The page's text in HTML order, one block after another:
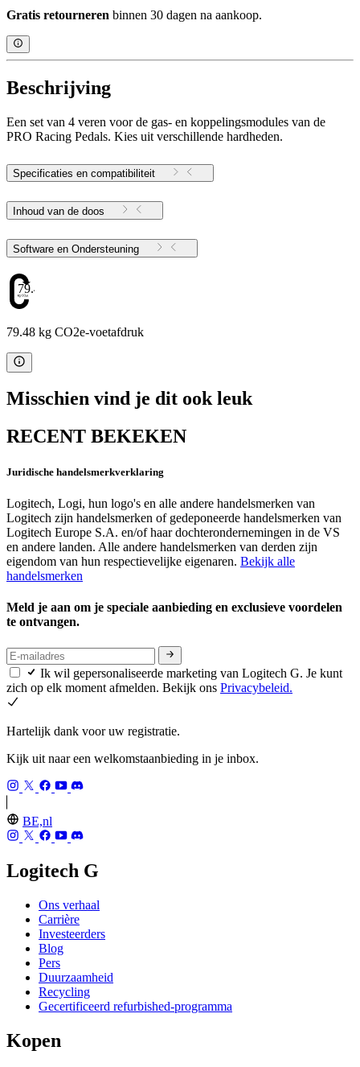
Gratis retourneren binnen 30 dagen na aankoop.
Beschrijving
Een set van 4 veren voor de gas- en koppelingsmodules van de
PRO Racing Pedals. Kies uit verschillende hardheden.
Specificaties en compatibiliteit
Inhoud van de doos
Software en Ondersteuning
79.48
79.48 kg CO2e-voetafdruk
Misschien vind je dit ook leuk
RECENT BEKEKEN
Juridische handelsmerkverklaring
Logitech, Logi, hun logo's en alle andere handelsmerken van
Logitech zijn handelsmerken of gedeponeerde handelsmerken van
Logitech Europe S.A. en/of haar dochterondernemingen in de VS
en andere landen. Alle andere handelsmerken van derden zijn
eigendom van hun respectievelijke eigenaren. Bekijk alle
handelsmerken
Meld je aan om je speciale aanbieding en exclusieve voordelen
te ontvangen.
Ik wil gepersonaliseerde marketing van Logitech G. Je kunt
zich op elk moment afmelden. Bekijk ons Privacybeleid.
Hartelijk dank voor uw registratie.
Kijk uit naar een welkomstaanbieding in je inbox.
BE,nl
Logitech G
Ons verhaal
Carrière
Investeerders
Blog
Pers
Duurzaamheid
Recycling
Gecertificeerd refurbished-programma
Kopen